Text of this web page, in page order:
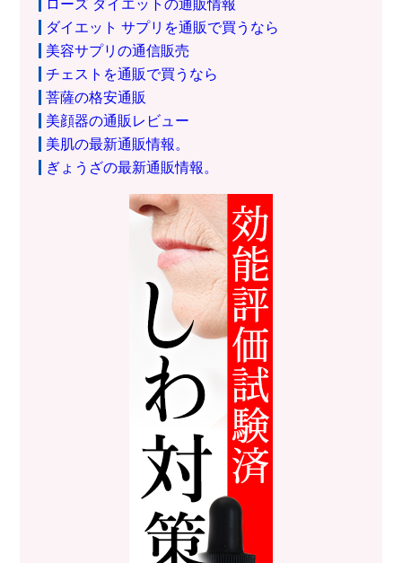
ローズ ダイエットの通販情報
ダイエット サプリを通販で買うなら
美容サプリの通信販売
チェストを通販で買うなら
菩薩の格安通販
美顔器の通販レビュー
美肌の最新通販情報。
ぎょうざの最新通販情報。